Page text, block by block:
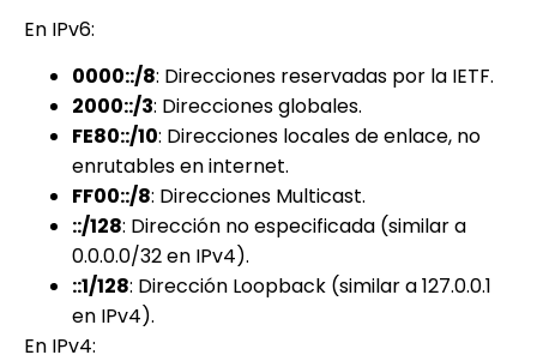
En IPv6:
0000::/8: Direcciones reservadas por la IETF.
2000::/3: Direcciones globales.
FE80::/10: Direcciones locales de enlace, no
enrutables en internet.
FF00::/8: Direcciones Multicast.
::/128: Dirección no especificada (similar a
0.0.0.0/32 en IPv4).
::1/128: Dirección Loopback (similar a 127.0.0.1
en IPv4).
En IPv4: